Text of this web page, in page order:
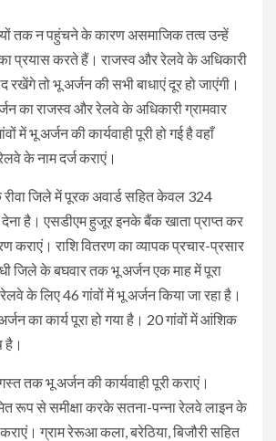
तक न पहुंचने के कारण असमाजिक तत्व उन्हें
प्रयास करते हैं। राजस्व और रेलवे के अधिकारी
तो भू अर्जन की सभी बाधाएं दूर हो जाएंगी।
का राजस्व और रेलवे के अधिकारी ग्रामवार
में भू अर्जन की कार्यवाही पूरी हो गई है वहाँ
के नाम दर्ज कराएं।
जिले में पूरक अवार्ड सहित केवल 324
है। एसडीएम हुजूर इनके बैंक खाता प्राप्त कर
कराएं। राशि वितरण का व्यापक प्रचार-प्रसार
जिले के बघवार तक भू अर्जन एक माह में पूरा
के लिए 46 गांवों में भू अर्जन किया जा रहा है।
का कार्य पूरा हो गया है। 20 गांवों में आंशिक
है।
तक भू अर्जन की कार्यवाही पूरी कराएं।
रूप से समीक्षा करके सतना-पन्ना रेलवे लाइन के
कराएं। ग्राम रेरूआ कला, बरेठिया, बिजौरी सहित